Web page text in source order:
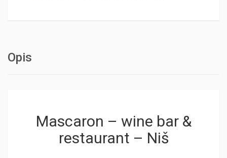
Opis
Mascaron – wine bar &
restaurant – Niš